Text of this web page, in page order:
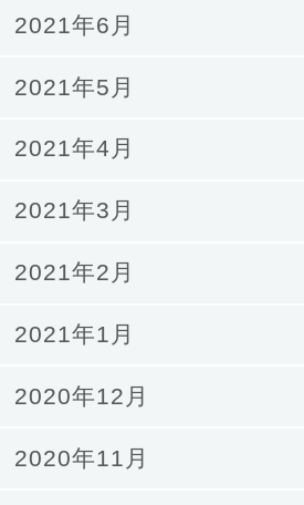
2021年6月
2021年5月
2021年4月
2021年3月
2021年2月
2021年1月
2020年12月
2020年11月